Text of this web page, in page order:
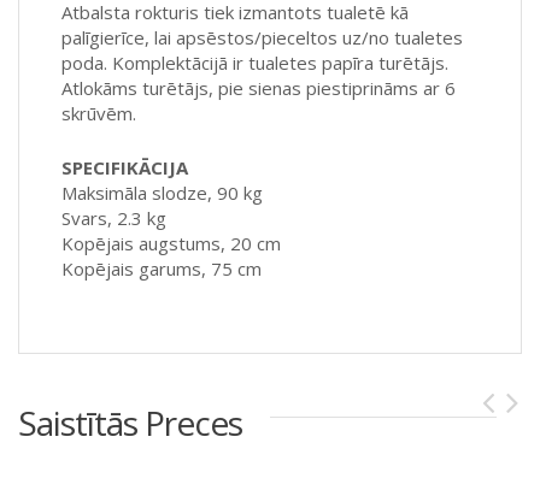
Atbalsta rokturis tiek izmantots tualetē kā
palīgierīce, lai apsēstos/pieceltos uz/no tualetes
poda. Komplektācijā ir tualetes papīra turētājs.
Atlokāms turētājs, pie sienas piestiprināms ar 6
skrūvēm.
SPECIFIKĀCIJA
Maksimāla slodze, 90 kg
Svars, 2.3 kg
Kopējais augstums, 20 cm
Kopējais garums, 75 cm
Saistītās Preces